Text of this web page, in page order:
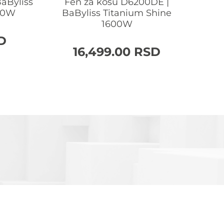
BaByliss Titanium Shine
1600W
16,499.00 RSD